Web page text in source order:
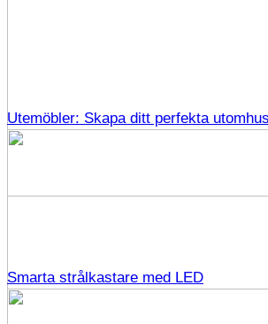
Utemöbler: Skapa ditt perfekta
Smarta strålkastare med LED